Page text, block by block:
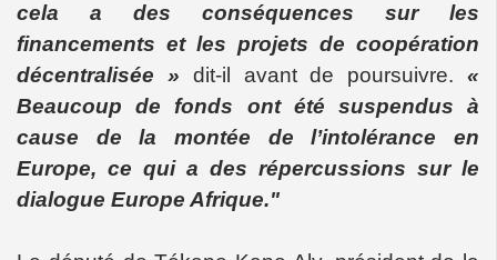
cela a des conséquences sur les
financements et les projets de coopération
décentralisée » dit-il avant de poursuivre.«
Beaucoup de fonds ont été suspendus à
cause de la montée de l’intolérance en
Europe, ce qui a des répercussions sur le
dialogue Europe Afrique."